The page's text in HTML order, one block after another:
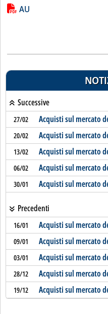
Lista allegati PDF
AU
Successive
27/02 Acquisti sul mercato
20/02 Acquisti sul mercato
13/02 Acquisti sul mercato
06/02 Acquisti sul mercato
30/01 Acquisti sul mercato
Precedenti
16/01 Acquisti sul mercato
09/01 Acquisti sul mercato
03/01 Acquisti sul mercato
28/12 Acquisti sul mercato
19/12 Acquisti sul mercato